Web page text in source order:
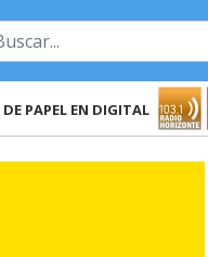
PAPEL EN DIGITAL